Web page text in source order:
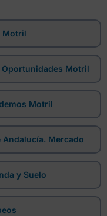
Motril
Motril
Motril
Mercado
y Suelo